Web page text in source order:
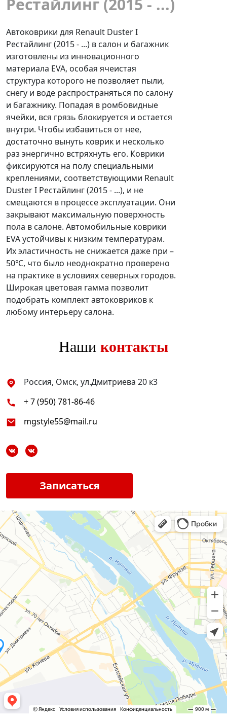
Рестайлинг (2015 - ...)
Автоковрики для Renault Duster I
Рестайлинг (2015 - ...) в салон и багажник
изготовлены из инновационного
материала EVA, особая ячеистая
структура которого не позволяет пыли,
снегу и воде распространяться по салону
и багажнику. Попадая в ромбовидные
ячейки, вся грязь блокируется и остается
внутри. Чтобы избавиться от нее,
достаточно вынуть коврик и несколько
раз энергично встряхнуть его. Коврики
фиксируются на полу специальными
креплениями, соответствующими Renault
Duster I Рестайлинг (2015 - ...), и не
смещаются в процессе эксплуатации. Они
закрывают максимальную поверхность
пола в салоне. Автомобильные коврики
EVA устойчивы к низким температурам.
Их эластичность не снижается даже при –
50℃, что было неоднократно проверено
на практике в условиях северных городов.
Широкая цветовая гамма позволит
подобрать комплект автоковриков к
любому интерьеру салона.
Наши контакты
Россия, Омск, ул.Дмитриева 20 к3
+ 7 (950) 781-86-46
mgstyle55@mail.ru
Записаться